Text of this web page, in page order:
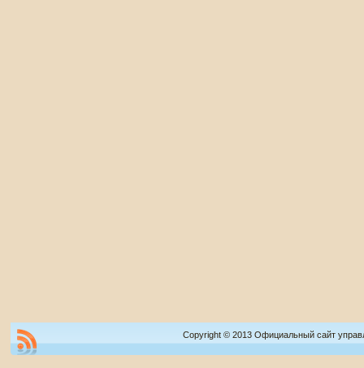
Copyright © 2013 Официальный сайт